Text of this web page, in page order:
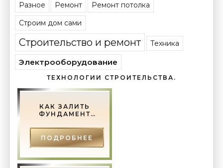
Разное
Ремонт
Ремонт потолка
Строим дом сами
Строительство и ремонт Техника
Электрооборудование
ТЕХНОЛОГИИ СТРОИТЕЛЬСТВА.
КАК ЗАЛИТЬ
ФУНДАМЕНТ
ПОДРОБНЕЕ